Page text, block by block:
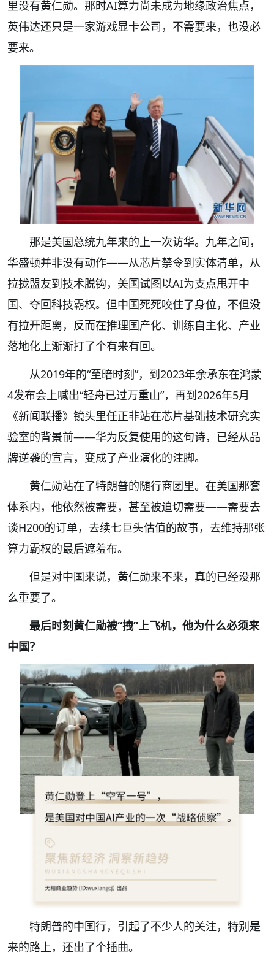
里没有黄仁勋。那时AI算力尚未成为地缘政治焦点，
英伟达还只是一家游戏显卡公司，不需要来，也没必
要来。
那是美国总统九年来的上一次访华。九年之间，
华盛顿并非没有动作——从芯片禁令到实体清单，从
拉拢盟友到技术脱钩，美国试图以AI为支点甩开中
国、夺回科技霸权。但中国死死咬住了身位，不但没
有拉开距离，反而在推理国产化、训练自主化、产业
落地化上渐渐打了个有来有回。
从2019年的“至暗时刻”，到2023年余承东在鸿蒙
4发布会上喊出“轻舟已过万重山”，再到2026年5月
《新闻联播》镜头里任正非站在芯片基础技术研究实
验室的背景前——华为反复使用的这句诗，已经从品
牌逆袭的宣言，变成了产业演化的注脚。
黄仁勋站在了特朗普的随行商团里。在美国那套
体系内，他依然被需要，甚至被迫切需要——需要去
谈H200的订单，去续七巨头估值的故事，去维持那张
算力霸权的最后遮羞布。
但是对中国来说，黄仁勋来不来，真的已经没那
么重要了。
最后时刻黄仁勋被“拽”上飞机，他为什么必须来
中国？
特朗普的中国行，引起了不少人的关注，特别是
来的路上，还出了个插曲。